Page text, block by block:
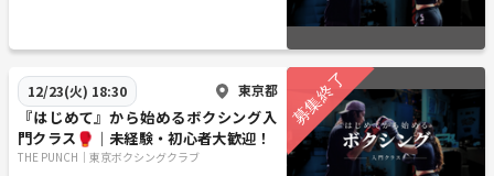
12/23(火) 18:30 東京都
『はじめて』から始めるボクシング入
門クラス🥊｜未経験・初心者大歓迎！
THE PUNCH｜東京ボクシングクラブ